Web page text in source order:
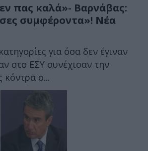
πας καλά»- Βαρνάβας:
συμφέροντα»! Νέα
για όσα δεν έγιναν
στο ΕΣΥ συνέχισαν την
κόντρα ο...